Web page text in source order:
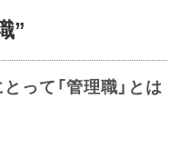
”
って「管理職」とは